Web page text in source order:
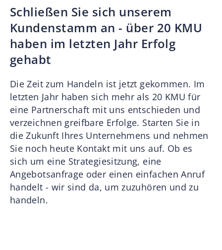
Schließen Sie sich unserem
Kundenstamm an - über 20 KMU
haben im letzten Jahr Erfolg
gehabt
Die Zeit zum Handeln ist jetzt gekommen. Im
letzten Jahr haben sich mehr als 20 KMU für
eine Partnerschaft mit uns entschieden und
verzeichnen greifbare Erfolge. Starten Sie in
die Zukunft Ihres Unternehmens und nehmen
Sie noch heute Kontakt mit uns auf. Ob es
sich um eine Strategiesitzung, eine
Angebotsanfrage oder einen einfachen Anruf
handelt - wir sind da, um zuzuhören und zu
handeln.